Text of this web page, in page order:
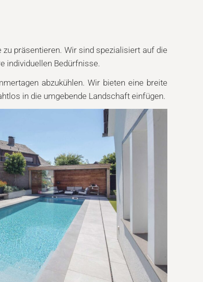
präsentieren. Wir sind spezialisiert auf die
individuellen Bedürfnisse.
abzukühlen. Wir bieten eine breite
in die umgebende Landschaft einfügen.